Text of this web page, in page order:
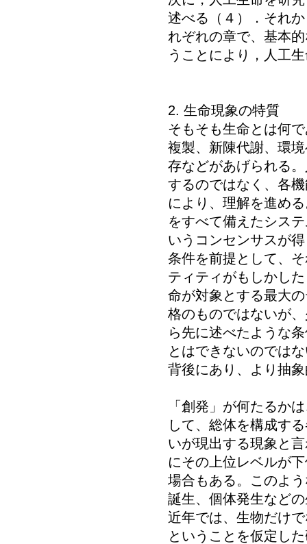
述べる（４）．それ
れぞれの章で、基本
うことにより，人工
2. 生命現象の特質
そもそも生命とは何
複製、新陳代謝、環
存などがあげられる
するのではなく、各
により、理解を進め
をすべて備えたシス
いうコンセンサスが
条件を前提として、
ティティがもしかし
命が対象とする最大
格のものではないが
ら先に述べたような
とはできないのでは
背後にあり、より抽
「創発」が何たるか
して、総体を構成す
いが現出する現象と
にその上位レベルが
場合もある。このよ
誕生、個体発生など
近年では、生物だけ
ということを仮定し